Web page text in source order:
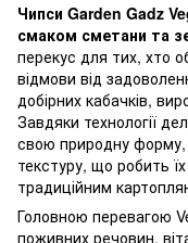
Чипси Garden Gadz
смаком сметани та
перекус для тих, хто
відмови від
добірних кабачків,
Завдяки технології
свою природну форму,
текстуру, що робить
традиційним
Головною перевагою
поживних речовин,